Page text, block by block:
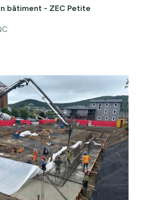
bâtiment - ZEC Petite